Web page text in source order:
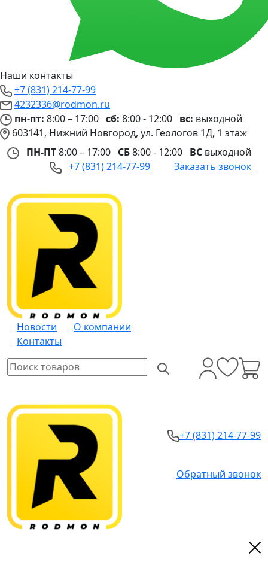
Наши контакты
+7 (831) 214-77-99
4232336@rodmon.ru
пн-пт: 8:00 – 17:00 сб: 8:00 - 12:00 вс: выходной
603141, Нижний Новгород, ул. Геологов 1Д, 1 этаж
ПН-ПТ8:00 – 17:00 СБ8:00 - 12:00 ВС выходной
+7 (831) 214-77-99
Заказать звонок
Новости
О компании
Контакты
+7 (831) 214-77-99
Обратный звонок